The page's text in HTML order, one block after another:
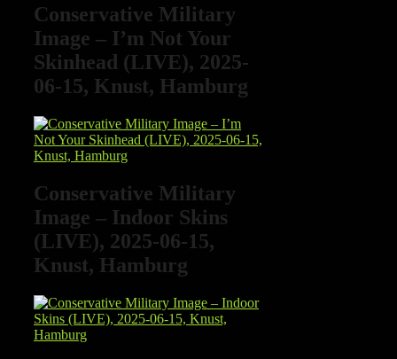
Conservative Military
Image – I’m Not Your
Skinhead (LIVE), 2025-
06-15, Knust, Hamburg
Conservative Military
Image – Indoor Skins
(LIVE), 2025-06-15,
Knust, Hamburg